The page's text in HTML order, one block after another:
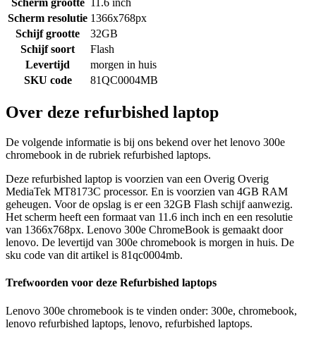
Scherm grootte
11.6 inch
Scherm resolutie 1366x768px
Schijf grootte
32GB
Schijf soort
Flash
Levertijd
morgen in huis
SKU code
81QC0004MB
Over deze refurbished laptop
De volgende informatie is bij ons bekend over het lenovo 300e
chromebook in de rubriek refurbished laptops.
Deze refurbished laptop is voorzien van een Overig Overig
MediaTek MT8173C processor. En is voorzien van 4GB RAM
geheugen. Voor de opslag is er een 32GB Flash schijf aanwezig.
Het scherm heeft een formaat van 11.6 inch inch en een resolutie
van 1366x768px. Lenovo 300e ChromeBook is gemaakt door
lenovo. De levertijd van 300e chromebook is morgen in huis. De
sku code van dit artikel is 81qc0004mb.
Trefwoorden voor deze Refurbished laptops
Lenovo 300e chromebook is te vinden onder: 300e, chromebook,
lenovo refurbished laptops, lenovo, refurbished laptops.